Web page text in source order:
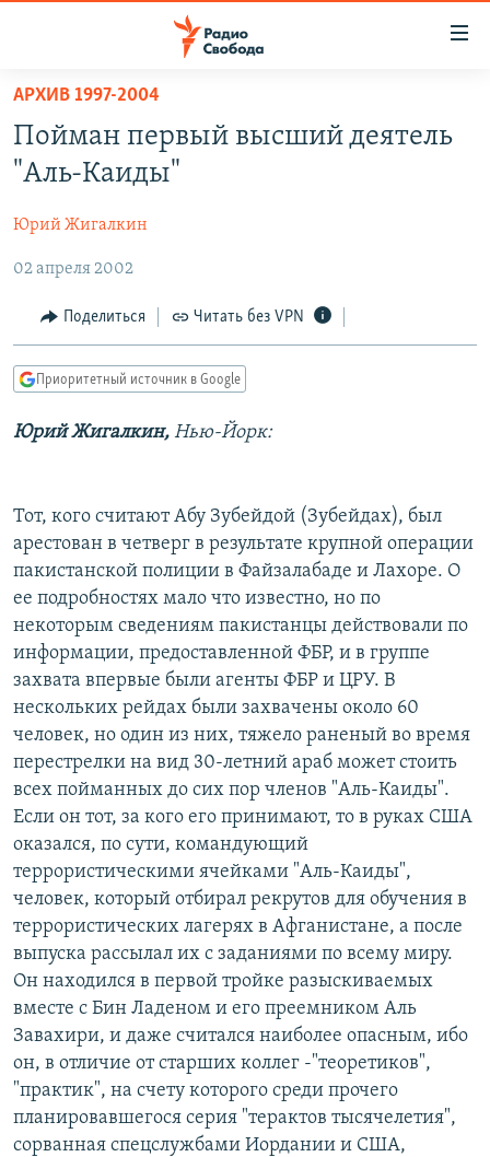
упрощенного
доступа
Вернуться
основному
Вернутся
главной
навигации
Вернутся
поиску
ПОДКАСТЫ
ЦИТАТЫ СВОБОДЫ
МНЕНИЯ
КУЛЬТУРА
IDEL.РЕАЛИИ
КАВКАЗ.РЕАЛИИ
СЕВЕР.РЕАЛИИ
РАСПИСАНИЕ ВЕЩАНИЯ
ПОДПИШИТЕСЬ НА РАССЫЛКУ
СОЦИАЛЬНЫЕ СЕТИ
Все сайты РСЕ/РС
АРХИВ 1997-2004
Пойман первый высший деятель
"Аль-Каиды"
Юрий Жигалкин
02 апреля 2002
Поделиться Читать без VPN
Приоритетный источник в Google
Юрий Жигалкин, Нью-Йорк:
Тот, кого считают Абу Зубейдой (Зубейдах), был
арестован в четверг в результате крупной операции
пакистанской полиции в Файзалабаде и Лахоре. О
ее подробностях мало что известно, но по
некоторым сведениям пакистанцы действовали по
информации, предоставленной ФБР, и в группе
захвата впервые были агенты ФБР и ЦРУ. В
нескольких рейдах были захвачены около 60
человек, но один из них, тяжело раненый во время
перестрелки на вид 30-летний араб может стоить
всех пойманных до сих пор членов "Аль-Каиды".
Если он тот, за кого его принимают, то в руках США
оказался, по сути, командующий
террористическими ячейками "Аль-Каиды",
человек, который отбирал рекрутов для обучения в
террористических лагерях в Афганистане, а после
выпуска рассылал их с заданиями по всему миру.
Он находился в первой тройке разыскиваемых
вместе с Бин Ладеном и его преемником Аль
Завахири, и даже считался наиболее опасным, ибо
он, в отличие от старших коллег -"теоретиков",
"практик", на счету которого среди прочего
планировавшегося серия "терактов тысячелетия",
сорванная спецслужбами Иордании и США,